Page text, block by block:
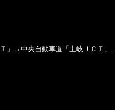
」→中央自動車道「土岐ＪＣＴ